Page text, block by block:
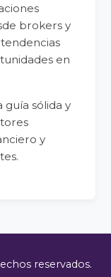
brokers y
en
sólida y
y
reservados.